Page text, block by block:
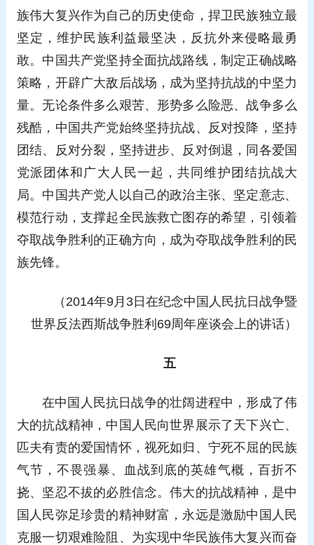
族伟大复兴作为自己的历史使命，捍卫民族独立最
坚定，维护民族利益最坚决，反抗外来侵略最勇
敢。中国共产党坚持全面抗战路线，制定正确战略
策略，开辟广大敌后战场，成为坚持抗战的中坚力
量。无论条件多么艰苦、形势多么险恶、战争多么
残酷，中国共产党始终坚持抗战、反对投降，坚持
团结、反对分裂，坚持进步、反对倒退，同各爱国
党派团体和广大人民一起，共同维护团结抗战大
局。中国共产党人以自己的政治主张、坚定意志、
模范行动，支撑起全民族救亡图存的希望，引领着
夺取战争胜利的正确方向，成为夺取战争胜利的民
族先锋。
（2014年9月3日在纪念中国人民抗日战争暨
世界反法西斯战争胜利69周年座谈会上的讲话）
五
在中国人民抗日战争的壮阔进程中，形成了伟
大的抗战精神，中国人民向世界展示了天下兴亡、
匹夫有责的爱国情怀，视死如归、宁死不屈的民族
气节，不畏强暴、血战到底的英雄气概，百折不
挠、坚忍不拔的必胜信念。伟大的抗战精神，是中
国人民弥足珍贵的精神财富，永远是激励中国人民
克服一切艰难险阻、为实现中华民族伟大复兴而奋